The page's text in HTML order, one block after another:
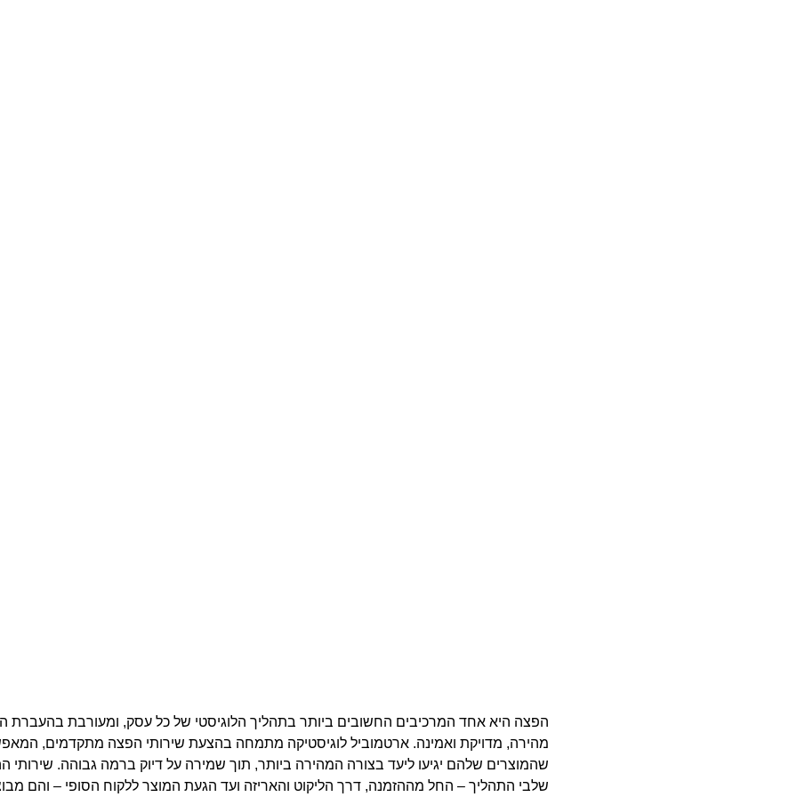
הפצה היא אחד המרכיבים החשובים ביותר בתהליך הלוגיסטי של כל עסק, ומעורבת בהעברת
מהירה, מדויקת ואמינה. ארטמוביל לוגיסטיקה מתמחה בהצעת שירותי הפצה מתקדמים,
שהמוצרים שלהם יגיעו ליעד בצורה המהירה ביותר, תוך שמירה על דיוק ברמה גבוהה.
שלבי התהליך – החל מההזמנה, דרך הליקוט והאריזה ועד הגעת המוצר ללקוח הסופי – והם